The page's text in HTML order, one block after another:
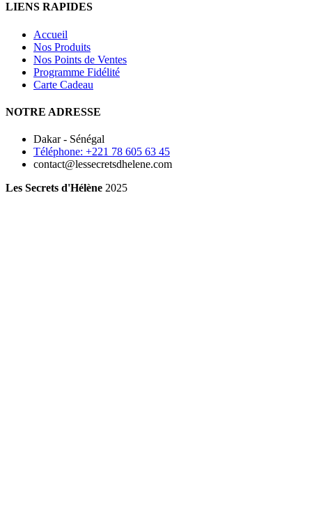
LIENS RAPIDES
Accueil
Nos Produits
Nos Points de Ventes
Programme Fidélité
Carte Cadeau
NOTRE ADRESSE
Dakar - Sénégal
Téléphone: +221 78 605 63 45
contact@lessecretsdhelene.com
Les Secrets d'Hélène 2025